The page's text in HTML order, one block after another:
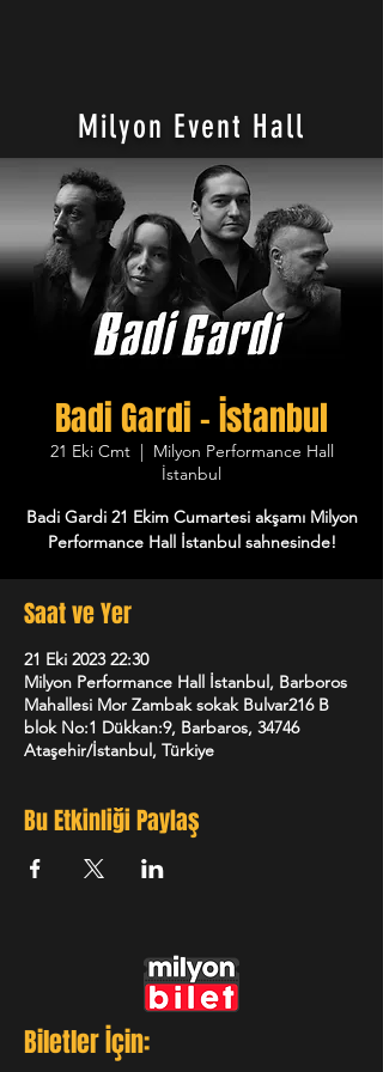
Milyon Event Hall
Badi Gardi - İstanbul
21 Eki Cmt
  |
Milyon Performance Hall
İstanbul
Badi Gardi 21 Ekim Cumartesi akşamı Milyon
Performance Hall İstanbul sahnesinde!
Saat ve Yer
21 Eki 2023 22:30
Milyon Performance Hall İstanbul, Barboros
Mahallesi Mor Zambak sokak Bulvar216 B
blok No:1 Dükkan:9, Barbaros, 34746
Ataşehir/İstanbul, Türkiye
Bu Etkinliği Paylaş
Biletler İçin: